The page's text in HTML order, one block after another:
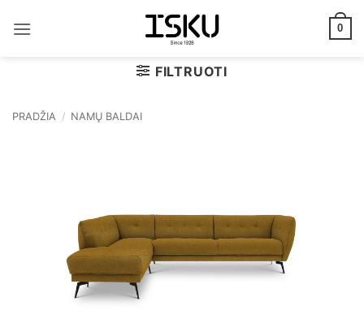
0
FILTRUOTI
PRADŽIA / NAMŲ BALDAI